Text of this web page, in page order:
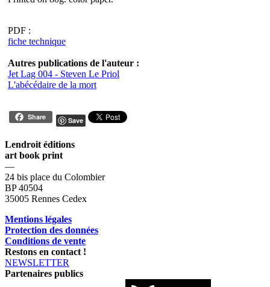
PDF :
fiche technique
Autres publications de l'auteur :
Jet Lag 004 - Steven Le Priol
L'abécédaire de la mort
Share Save
Lendroit éditions
art book print
—
24 bis place du Colombier
BP 40504
35005 Rennes Cedex
Mentions légales
Protection des données
Conditions de vente
Restons en contact !
NEWSLETTER
Partenaires publics